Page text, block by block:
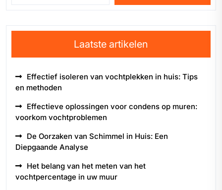
Laatste artikelen
Effectief isoleren van vochtplekken in huis: Tips
en methoden
Effectieve oplossingen voor condens op muren:
voorkom vochtproblemen
De Oorzaken van Schimmel in Huis: Een
Diepgaande Analyse
Het belang van het meten van het
vochtpercentage in uw muur